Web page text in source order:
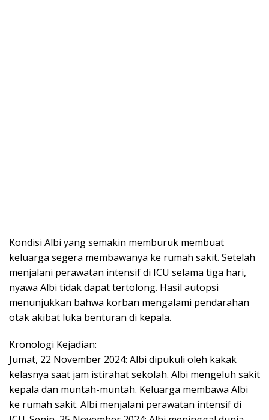
Kondisi Albi yang semakin memburuk membuat
keluarga segera membawanya ke rumah sakit. Setelah
menjalani perawatan intensif di ICU selama tiga hari,
nyawa Albi tidak dapat tertolong. Hasil autopsi
menunjukkan bahwa korban mengalami pendarahan
otak akibat luka benturan di kepala.
Kronologi Kejadian:
Jumat, 22 November 2024: Albi dipukuli oleh kakak
kelasnya saat jam istirahat sekolah. Albi mengeluh sakit
kepala dan muntah-muntah. Keluarga membawa Albi
ke rumah sakit. Albi menjalani perawatan intensif di